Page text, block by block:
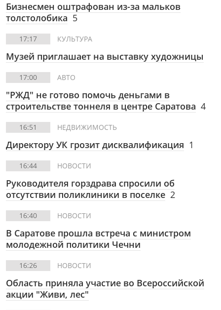
Бизнесмен оштрафован из-за мальков
толстолобика 5
17:17 КУЛЬТУРА
Музей приглашает на выставку художницы
17:00 АВТО
"РЖД" не готово помочь деньгами в
строительстве тоннеля в центре Саратова 4
16:51 НЕДВИЖИМОСТЬ
Директору УК грозит дисквалификация 1
16:44 НОВОСТИ
Руководителя горздрава спросили об
отсутствии поликлиники в поселке 2
16:40 НОВОСТИ
В Саратове прошла встреча с министром
молодежной политики Чечни
16:26 НОВОСТИ
Область приняла участие во Всероссийской
акции "Живи, лес"